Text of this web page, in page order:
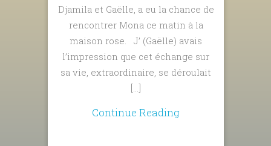
Djamila et Gaëlle, a eu la chance de
rencontrer Mona ce matin à la
maison rose. J’ (Gaëlle) avais
l’impression que cet échange sur
sa vie, extraordinaire, se déroulait
[…]
Continue Reading